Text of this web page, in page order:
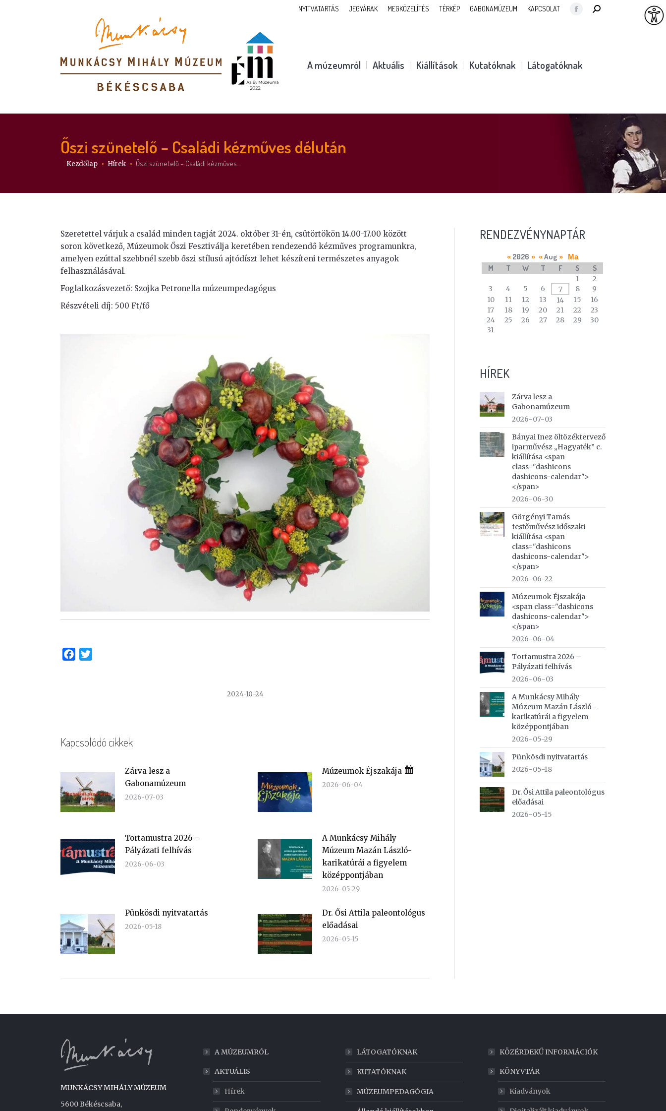
NYITVATARTÁS JEGYÁRAK MEGKÖZELÍTÉS TÉRKÉP GABONAMÚZEUM KAPCSOLAT
Facebook
new
SEARCH:
A múzeumról Aktuális Kiállítások Kutatóknak Látogatóknak
Őszi szünetelő – Családi kézműves délután
Itt vagy:
Kezdőlap Hírek Őszi szünetelő – Családi kézműves…
Szeretettel várjuk a család minden tagját 2024. október 31-én, csütörtökön 14.00-17.00 között
soron következő, Múzeumok Őszi Fesztiválja keretében rendezendő kézműves programunkra,
amelyen ezúttal szebbnél szebb őszi stílusú ajtódíszt lehet készíteni természetes anyagok
felhasználásával.
Foglalkozásvezető: Szojka Petronella múzeumpedagógus
Részvételi díj: 500 Ft/fő
Facebook
2024-10-24
Kapcsolódó cikkek
Zárva lesz a
Gabonamúzeum
2026-07-03
Múzeumok Éjszakája
2026-06-04
Tortamustra 2026 –
Pályázati felhívás
2026-06-03
A Munkácsy Mihály
Múzeum Mazán László-
karikatúrái a figyelem
középpontjában
2026-05-29
Pünkösdi nyitvatartás
2026-05-18
Dr. Ősi Attila paleontológus
előadásai
2026-05-15
RENDEZVÉNYNAPTÁR
calendar
of
events
« 2026 » « Aug » Ma
M T W T F S S
1
2
3
4 5 6 7 8
9
10
11 12 13 14 15
16
17
18 19 20 21 22
23
24
25 26 27 28 29
30
31
HÍREK
Zárva lesz a
Gabonamúzeum
2026-07-03
Bányai Inez öltözéktervező
iparművész „Hagyaték” c.
kiállítása <span
class="dashicons
dashicons-calendar">
</span>
2026-06-30
Görgényi Tamás
festőművész időszaki
kiállítása <span
class="dashicons
dashicons-calendar">
</span>
2026-06-22
Múzeumok Éjszakája
<span class="dashicons
dashicons-calendar">
</span>
2026-06-04
Tortamustra 2026 –
Pályázati felhívás
2026-06-03
A Munkácsy Mihály
Múzeum Mazán László-
karikatúrái a figyelem
középpontjában
2026-05-29
Pünkösdi nyitvatartás
2026-05-18
Dr. Ősi Attila paleontológus
előadásai
2026-05-15
MUNKÁCSY MIHÁLY MÚZEUM
5600 Békéscsaba,
A MÚZEUMRÓL
AKTUÁLIS
Hírek
LÁTOGATÓKNAK
KUTATÓKNAK
MÚZEUMPEDAGÓGIA
KÖZÉRDEKŰ INFORMÁCIÓK
KÖNYVTÁR
Kiadványok